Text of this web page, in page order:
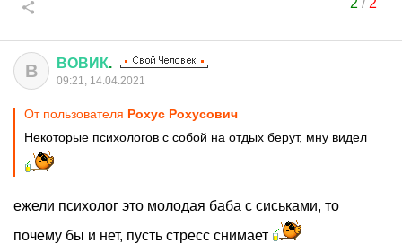
2 / 2
В ВОВИК.
09:21, 14.04.2021
От пользователя Рохус Рохусович
Некоторые психологов с собой на отдых берут, мну видел
ежели психолог это молодая баба с сиськами, то
почему бы и нет, пусть стресс снимает